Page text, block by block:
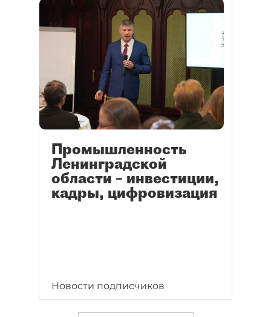
Промышленность
Ленинградской
области – инвестиции,
кадры, цифровизация
Новости подписчиков